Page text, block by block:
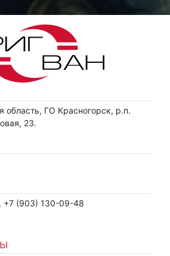
область, ГО Красногорск, р.п.
23.
+7 (903) 130-09-48